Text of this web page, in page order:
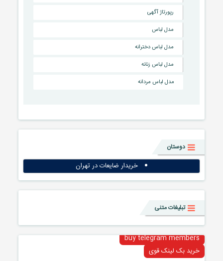
رپورتاژ آگهی
مدل لباس
مدل لباس دخترانه
مدل لباس زنانه
مدل لباس مردانه
دوستان
خریدار ضایعات در تهران
تبلیغات متنی
buy telegram members
خرید بک لینک قوی